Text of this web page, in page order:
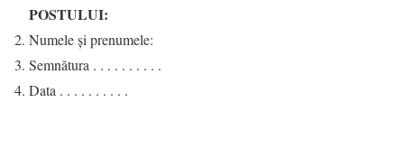
POSTULUI:
Numele şi prenumele:
Semnătura . . . . . . . . . .
Data . . . . . . . . . .